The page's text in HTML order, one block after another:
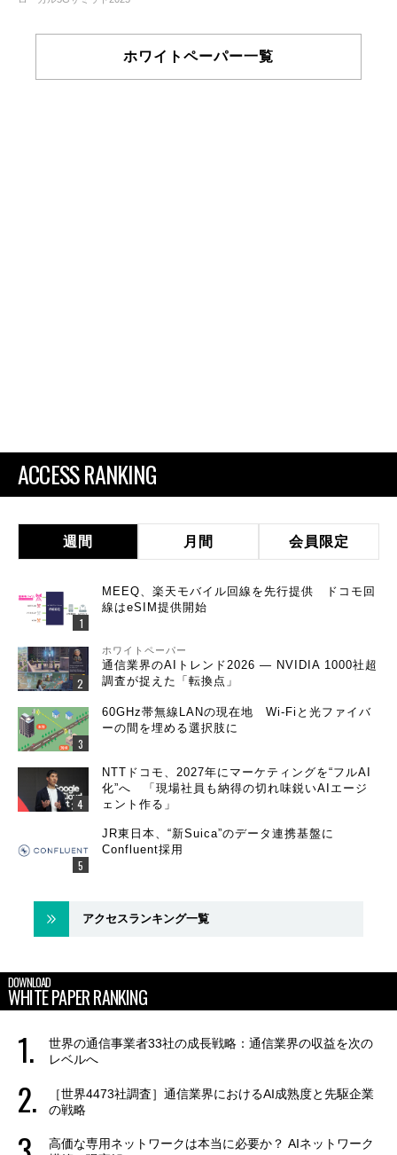
ホワイトペーパー一覧
ACCESS RANKING
週間 月間 会員限定
MEEQ、楽天モバイル回線を先行提供 ドコモ回
線はeSIM提供開始
ホワイトペーパー
通信業界のAIトレンド2026 ― NVIDIA 1000社超
調査が捉えた「転換点」
60GHz帯無線LANの現在地 Wi-Fiと光ファイバ
ーの間を埋める選択肢に
NTTドコモ、2027年にマーケティングを“フルAI
化”へ 「現場社員も納得の切れ味鋭いAIエージ
ェント作る」
JR東日本、“新Suica”のデータ連携基盤に
Confluent採用
アクセスランキング一覧
DOWNLOAD
WHITE PAPER RANKING
世界の通信事業者33社の成長戦略：通信業界の収益を次の
レベルへ
［世界4473社調査］通信業界におけるAI成熟度と先駆企業
の戦略
高価な専用ネットワークは本当に必要か？ AIネットワーク